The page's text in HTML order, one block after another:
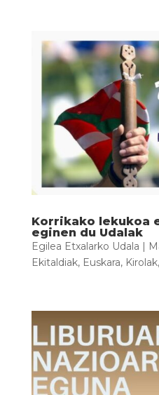
Korrikako lekukoa
eginen du Udalak
Egilea Etxalarko Udala |
Ekitaldiak, Euskara, Kirolak,